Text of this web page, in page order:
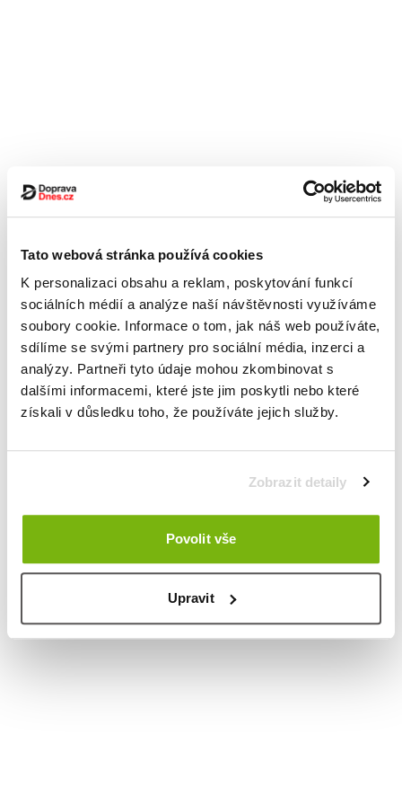
Tato webová stránka používá cookies
K personalizaci obsahu a reklam, poskytování funkcí
sociálních médií a analýze naší návštěvnosti využíváme
soubory cookie. Informace o tom, jak náš web používáte,
sdílíme se svými partnery pro sociální média, inzerci a
analýzy. Partneři tyto údaje mohou zkombinovat s
dalšími informacemi, které jste jim poskytli nebo které
získali v důsledku toho, že používáte jejich služby.
Zobrazit detaily
Povolit vše
Upravit